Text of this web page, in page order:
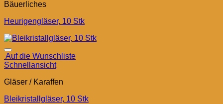
Bäuerliches
Heurigengläser, 10 Stk
Auf die Wunschliste
Schnellansicht
Gläser / Karaffen
Bleikristallgläser, 10 Stk